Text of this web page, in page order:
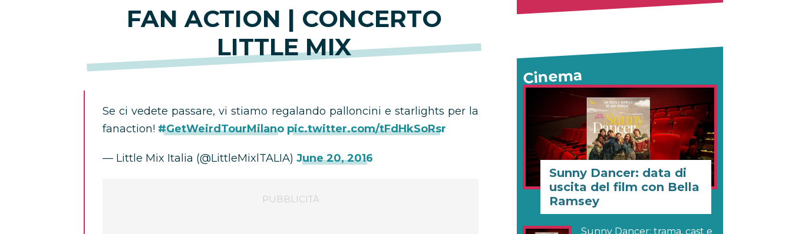
FAN ACTION | CONCERTO
LITTLE MIX
Se ci vedete passare, vi stiamo regalando palloncini e starlights per la
fanaction! #GetWeirdTourMilano pic.twitter.com/tFdHkSoRsr
— Little Mix Italia (@LittleMixlTALIA) June 20, 2016
Cinema
Sunny Dancer: data di
uscita del film con Bella
Ramsey
Sunny Dancer: trama, cast e